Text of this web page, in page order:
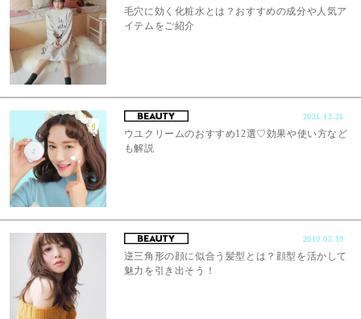
毛穴に効く化粧水とは？おすすめの成分や人気ア
イテムをご紹介
2021.12.21
ウユクリームのおすすめ12選♡効果や使い方など
も解説
2019.05.19
逆三角形の顔に似合う髪型とは？顔型を活かして
魅力を引き出そう！